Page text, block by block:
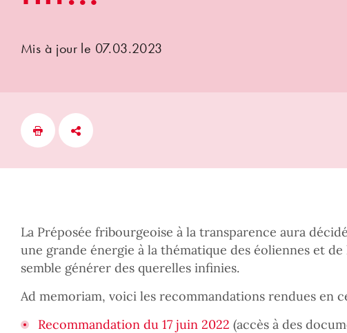
Mis à jour le 07.03.2023
La Préposée fribourgeoise à la transparence aura
une grande énergie à la thématique des éoliennes et
semble générer des querelles infinies.
Ad memoriam, voici les recommandations rendues en
Recommandation du 17 juin 2022 (accès à des